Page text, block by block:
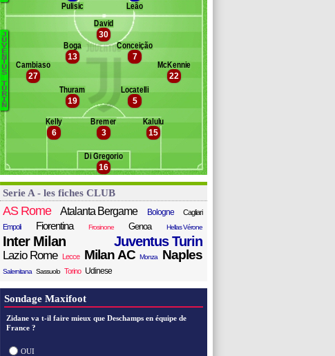
Füllkrug
Athekame
Nkunku
Loftus-Cheek
Terracciano
Banc des remplaçants Juventus Turin
Holm
Zhegrova
Vlahovic
Koopmeiners
Gatti
Pinsoglio
Perin
J
U
V
E
N
U
S
T
U
R
I
N
Pulisic
Leão
16
Di Gregorio
15
Kalulu
3
Bremer
6
Kelly
5
Locatelli
19
Thuram
22
McKennie
27
Cambiaso
7
Conceição
13
Boga
30
David
Serie A - les fiches CLUB
AS Rome Atalanta Bergame Bologne
Cagliari
Empoli
Fiorentina Frosinone Genoa Hellas Vérone
Inter Milan Juventus Turin
Lazio Rome Lecce Milan AC Monza Naples
Salernitana Sassuolo Torino Udinese
Sondage Maxifoot
Zidane va t-il faire mieux que Deschamps en équipe de
France ?
OUI